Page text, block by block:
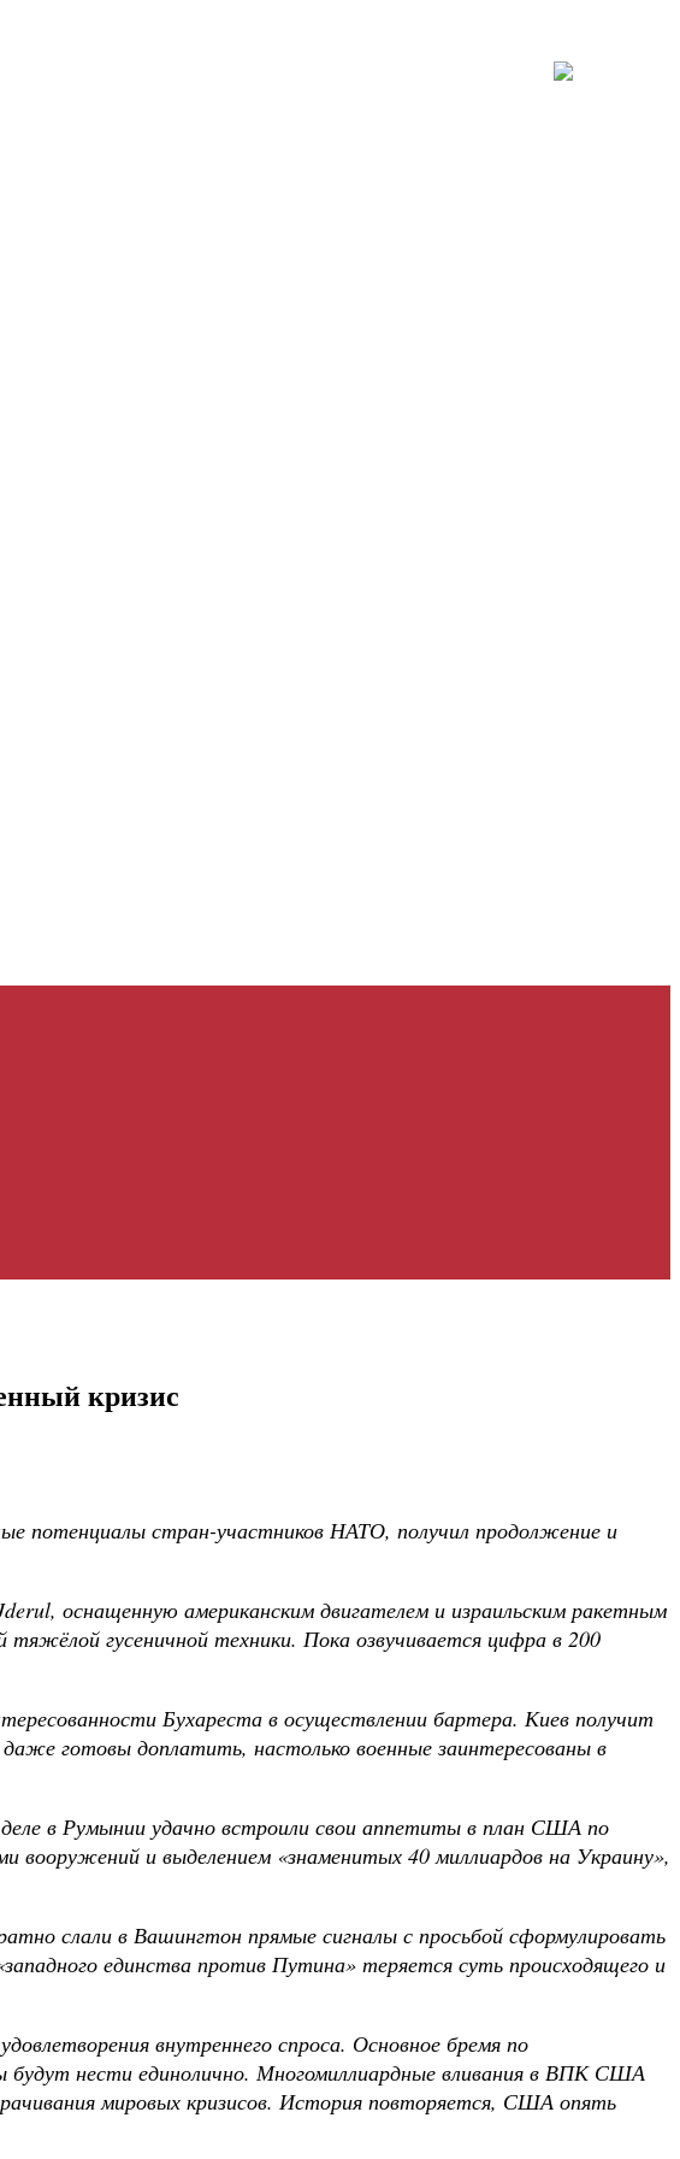
кризис
потенциалы стран-участников НАТО, получил продолжение и
оснащенную американским двигателем и израильским ракетным
гусеничной техники. Пока озвучивается цифра в 200
Бухареста в осуществлении бартера. Киев получит
готовы доплатить, настолько военные заинтересованы в
в Румынии удачно встроили свои аппетиты в план США по
вооружений и выделением «знаменитых 40 миллиардов на Украину»,
слали в Вашингтон прямые сигналы с просьбой сформулировать
единства против Путина» теряется суть происходящего и
внутреннего спроса. Основное бремя по
будут нести единолично. Многомиллиардные вливания в ВПК США
мировых кризисов. История повторяется, США опять